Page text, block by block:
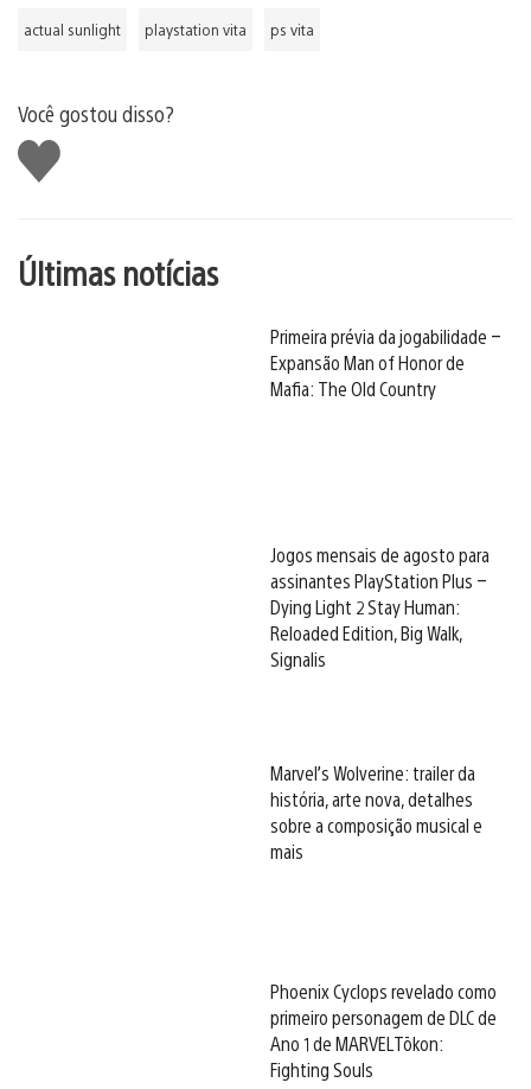
actual sunlight playstation vita ps vita
Você gostou disso?
Curtir
Últimas notícias
Primeira prévia da jogabilidade –
Expansão Man of Honor de
Mafia: The Old Country
Jogos mensais de agosto para
assinantes PlayStation Plus –
Dying Light 2 Stay Human:
Reloaded Edition, Big Walk,
Signalis
Marvel’s Wolverine: trailer da
história, arte nova, detalhes
sobre a composição musical e
mais
Phoenix Cyclops revelado como
primeiro personagem de DLC de
Ano 1 de MARVEL Tōkon:
Fighting Souls